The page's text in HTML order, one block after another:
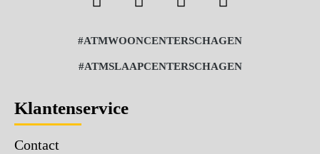
#ATMWOONCENTERSCHAGEN
#ATMSLAAPCENTERSCHAGEN
Klantenservice
Contact